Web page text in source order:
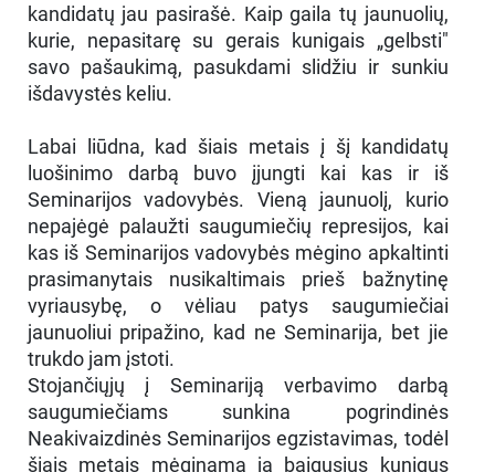
kandidatų jau pasirašė. Kaip gaila tų jaunuolių,
kurie, nepasitarę su gerais kunigais „gelbsti"
savo pašaukimą, pasukdami slidžiu ir sunkiu
išdavystės keliu.
Labai liūdna, kad šiais metais į šį kandidatų
luošinimo darbą buvo įjungti kai kas ir iš
Seminarijos vadovybės. Vieną jaunuolį, kurio
nepajėgė palaužti saugumiečių represijos, kai
kas iš Seminarijos vadovybės mėgino apkaltinti
prasimanytais nusikaltimais prieš bažnytinę
vyriausybę, o vėliau patys saugumiečiai
jaunuoliui pripažino, kad ne Seminarija, bet jie
trukdo jam įstoti.
Stojančiųjų į Seminariją verbavimo darbą
saugumiečiams sunkina pogrindinės
Neakivaizdinės Seminarijos egzistavimas, todėl
šiais metais mėginama ją baigusius kunigus